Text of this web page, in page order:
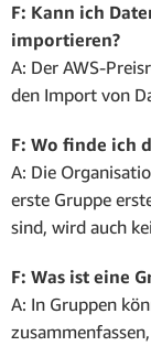
F: Kann ich
importieren?
A: Der AWS-
den Import von
F: Wo finde ich
A: Die
erste Gruppe
sind, wird auch
F: Was ist eine
A: In Gruppen